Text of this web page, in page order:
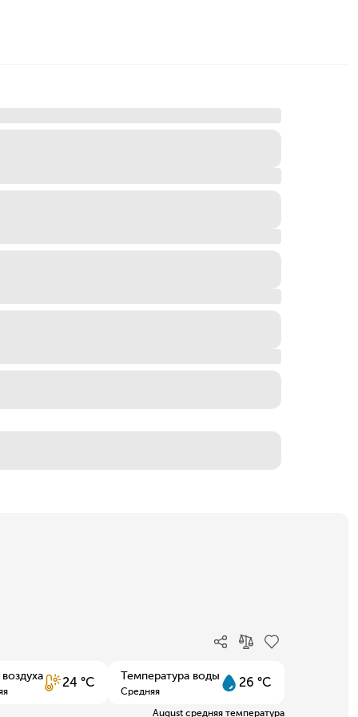
24 °C Температура воды
Средняя
26 °C
August средняя температура